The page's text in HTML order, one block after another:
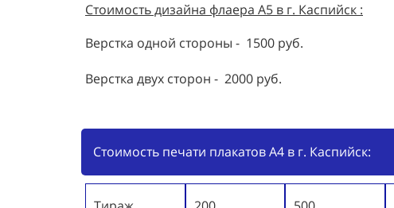
Стоимость дизайна флаера А5 в г. Каспийск :
Верстка одной стороны - 1500 руб.
Верстка двух сторон - 2000 руб.
Стоимость печати плакатов А4 в г. Каспийск: